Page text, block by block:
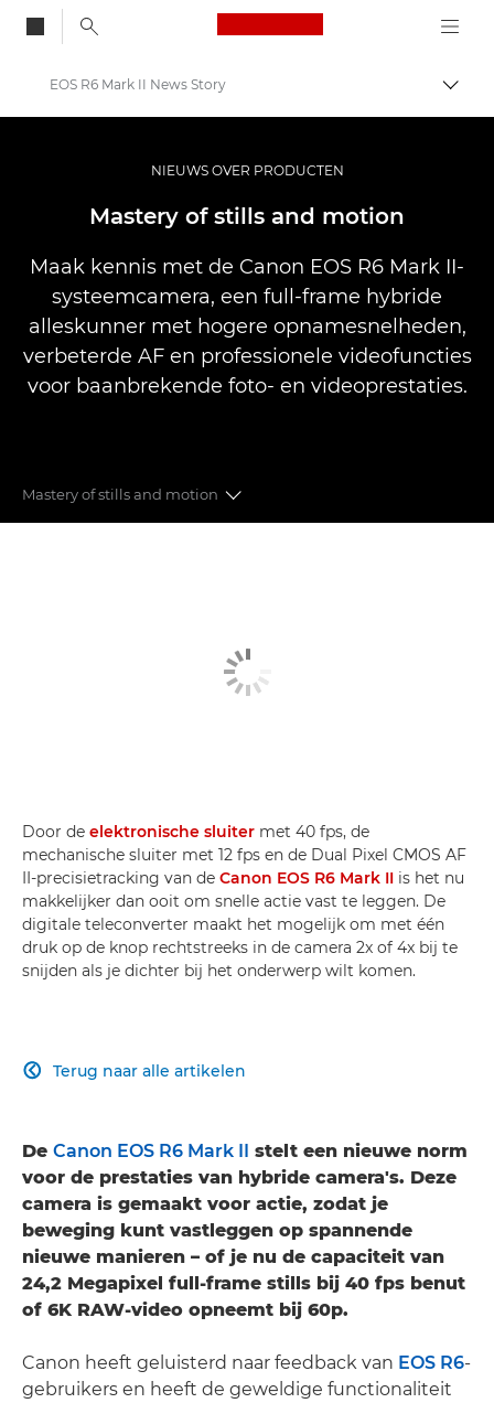
Canon Logo, back
Professionele fotografie en video
Nieuws
EOS R6 Mark II News Story
NIEUWS OVER PRODUCTEN
Mastery of stills and motion
Maak kennis met de Canon EOS R6 Mark II-
systeemcamera, een full-frame hybride
alleskunner met hogere opnamesnelheden,
verbeterde AF en professionele videofuncties
voor baanbrekende foto- en videoprestaties.
Mastery of stills and motion
Door de elektronische sluiter met 40 fps, de
mechanische sluiter met 12 fps en de Dual Pixel CMOS AF
II-precisietracking van de Canon EOS R6 Mark II is het nu
makkelijker dan ooit om snelle actie vast te leggen. De
digitale teleconverter maakt het mogelijk om met één
druk op de knop rechtstreeks in de camera 2x of 4x bij te
snijden als je dichter bij het onderwerp wilt komen.
Terug naar alle artikelen

De Canon EOS R6 Mark II stelt een nieuwe norm
voor de prestaties van hybride camera's. Deze
camera is gemaakt voor actie, zodat je
beweging kunt vastleggen op spannende
nieuwe manieren – of je nu de capaciteit van
24,2 Megapixel full-frame stills bij 40 fps benut
of 6K RAW-video opneemt bij 60p.
Canon heeft geluisterd naar feedback van EOS R6-
gebruikers en heeft de geweldige functionaliteit